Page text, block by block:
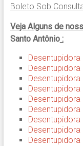
Boleto Sob
Veja Alguns de
Santo Antônio:
Desentupidora
Desentupidora
Desentupidora
Desentupidora
Desentupidora
Desentupidora